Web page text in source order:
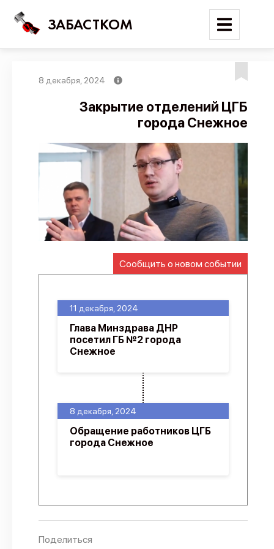
ЗАБАСТКОМ
Поиск
Новости
Карта событий
Трудовые конфликты
Отчеты
Предложить публикацию
API
Политика конфиденциальности
8 декабря, 2024
Закрытие отделений ЦГБ
города Снежное
Сообщить о новом событии
8 декабря, 2024
Обращение работников ЦГБ
города Снежное
11 декабря, 2024
Глава Минздрава ДНР
посетил ГБ №2 города
Снежное
Поделиться